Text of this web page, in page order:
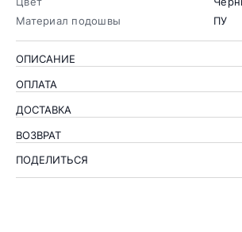
Материал подошвы
ПУ
ОПИСАНИЕ
ОПЛАТА
ДОСТАВКА
ВОЗВРАТ
ПОДЕЛИТЬСЯ